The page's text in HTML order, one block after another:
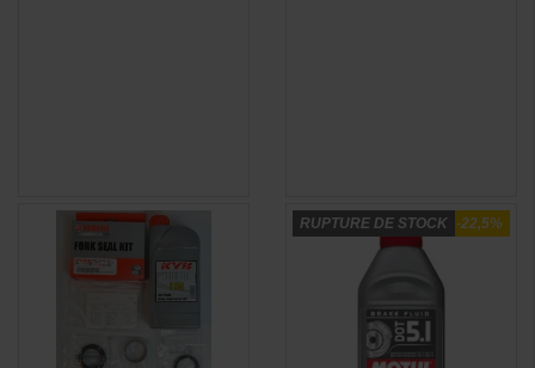
-22,5%
RUPTURE DE STOCK